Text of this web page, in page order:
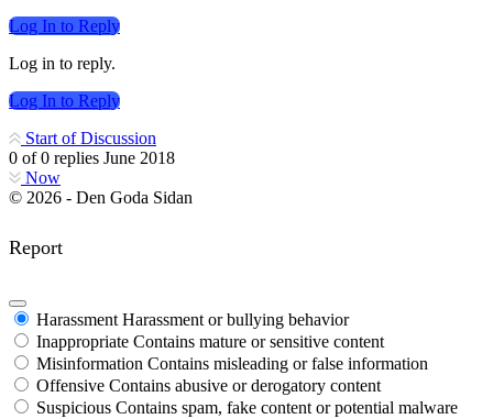
Log In to Reply
Log in to reply.
Log In to Reply
Start of Discussion
0 of0 replies June 2018
Now
© 2026 - Den Goda Sidan
Report
Harassment Harassment or bullying behavior
Inappropriate Contains mature or sensitive content
Misinformation Contains misleading or false information
Offensive Contains abusive or derogatory content
Suspicious Contains spam, fake content or potential malware